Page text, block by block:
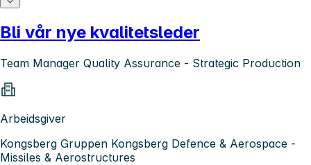
Bli vår nye kvalitetsleder
Team Manager Quality Assurance - Strategic Production
Arbeidsgiver
Kongsberg Gruppen Kongsberg Defence & Aerospace -
Missiles & Aerostructures